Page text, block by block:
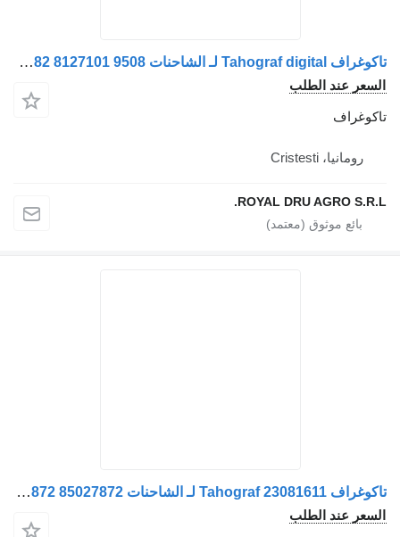
تاكوغراف Tahograf digital لـ الشاحنات Volvo 8127101 6460 8127101 6482 8127101 9508
عند الطلب
رومانيا، Cristesti
ROYAL DRU AGRO
تاكوغراف Tahograf 23081611 لـ الشاحنات Volvo 241 24V 23081611 23817905 85021872 85027872
عند الطلب